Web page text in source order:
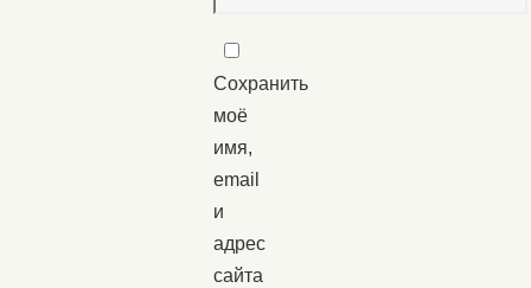
Сохранить
моё
имя,
email
и
адрес
сайта